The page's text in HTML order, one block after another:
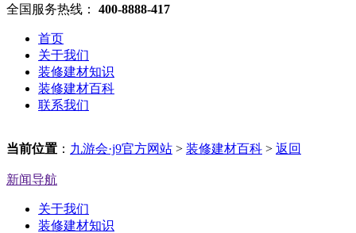
全国服务热线： 400-8888-417
首页
关于我们
装修建材知识
装修建材百科
联系我们
当前位置 ： 九游会·j9官方网站 > 装修建材百科 > 返回
新闻导航
关于我们
装修建材知识